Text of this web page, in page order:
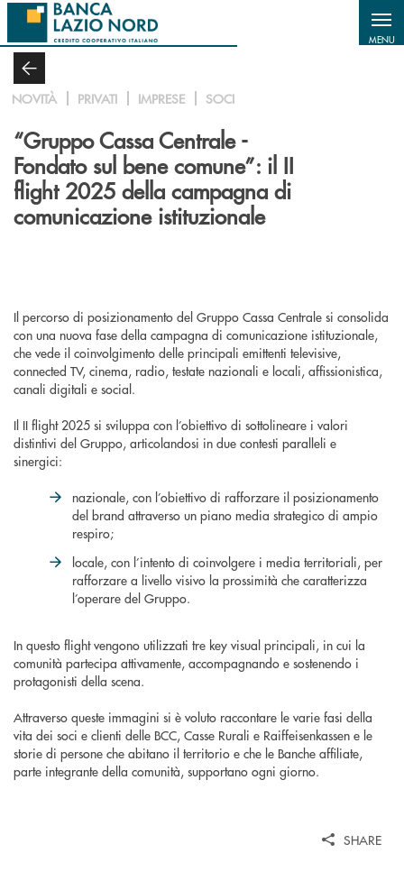
Salta al contenuto principale
MENU
NOVITÀ PRIVATI IMPRESE SOCI
“Gruppo Cassa Centrale -
Fondato sul bene comune”: il II
flight 2025 della campagna di
comunicazione istituzionale
Il percorso di posizionamento del Gruppo Cassa Centrale si consolida
con una nuova fase della campagna di comunicazione istituzionale,
che vede il coinvolgimento delle principali emittenti televisive,
connected TV, cinema, radio, testate nazionali e locali, affissionistica,
canali digitali e social.
Il II flight 2025 si sviluppa con l’obiettivo di sottolineare i valori
distintivi del Gruppo, articolandosi in due contesti paralleli e
sinergici:
nazionale, con l’obiettivo di rafforzare il posizionamento
del brand attraverso un piano media strategico di ampio
respiro;
locale, con l’intento di coinvolgere i media territoriali, per
rafforzare a livello visivo la prossimità che caratterizza
l’operare del Gruppo.
In questo flight vengono utilizzati tre key visual principali, in cui la
comunità partecipa attivamente, accompagnando e sostenendo i
protagonisti della scena.
Attraverso queste immagini si è voluto raccontare le varie fasi della
vita dei soci e clienti delle BCC, Casse Rurali e Raiffeisenkassen e le
storie di persone che abitano il territorio e che le Banche affiliate,
parte integrante della comunità, supportano ogni giorno.
SHARE